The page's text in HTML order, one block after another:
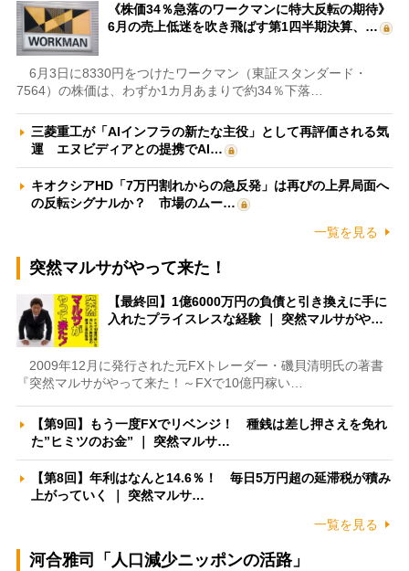
《株価34％急落のワークマンに特大反転の期待》
6月の売上低迷を吹き飛ばす第1四半期決算、…
6月3日に8330円をつけたワークマン（東証スタンダード・
7564）の株価は、わずか1カ月あまりで約34％下落…
三菱重工が「AIインフラの新たな主役」として再評価される気
運 エヌビディアとの提携でAI…
キオクシアHD「7万円割れからの急反発」は再びの上昇局面へ
の反転シグナルか？ 市場のムー…
一覧を見る
突然マルサがやって来た！
【最終回】1億6000万円の負債と引き換えに手に
入れたプライスレスな経験 ｜ 突然マルサがや…
2009年12月に発行された元FXトレーダー・磯貝清明氏の著書
『突然マルサがやって来た！～FXで10億円稼い…
【第9回】もう一度FXでリベンジ！ 種銭は差し押さえを免れ
た”ヒミツのお金” ｜ 突然マルサ…
【第8回】年利はなんと14.6％！ 毎日5万円超の延滞税が積み
上がっていく ｜ 突然マルサ…
一覧を見る
河合雅司「人口減少ニッポンの活路」